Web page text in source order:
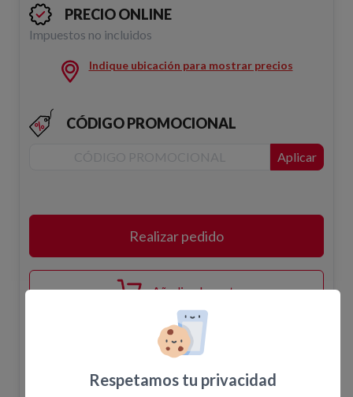
PRECIO ONLINE
Impuestos no incluidos
Indique ubicación para mostrar precios
CÓDIGO PROMOCIONAL
Aplicar
Realizar pedido
Añadir a la cesta
Respetamos tu privacidad